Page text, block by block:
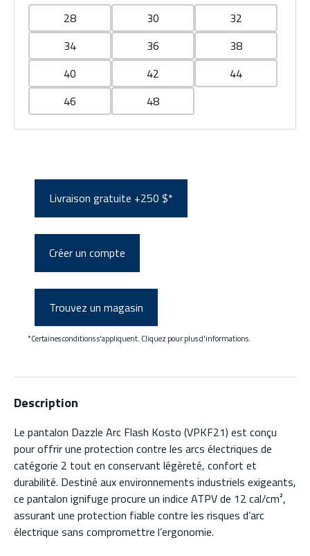
28
30
32
34
36
38
40
42
44
46
48
Livraison gratuite +250 $*
Créer un compte
Trouvez un magasin
*Certaines conditions s'appliquent. Cliquez pour plus d'informations.
Description
Le pantalon Dazzle Arc Flash Kosto (VPKF21) est conçu
pour offrir une protection contre les arcs électriques de
catégorie 2 tout en conservant légèreté, confort et
durabilité. Destiné aux environnements industriels exigeants,
ce pantalon ignifuge procure un indice ATPV de 12 cal/cm²,
assurant une protection fiable contre les risques d’arc
électrique sans compromettre l’ergonomie.